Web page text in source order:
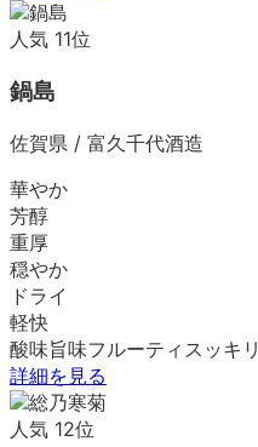
人気 11位
鍋島
佐賀県 / 富久千代酒造
華やか
芳醇
重厚
穏やか
ドライ
軽快
酸味旨味フルーティ スッキリ
詳細を見る
人気 12位